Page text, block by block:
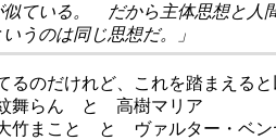
似ている。 だから主体思想と人
うのは同じ思想だ。」
るのだけれど、これを踏まえる
舞らん と 高樹マリア
まこと と ヴァルター・ベン